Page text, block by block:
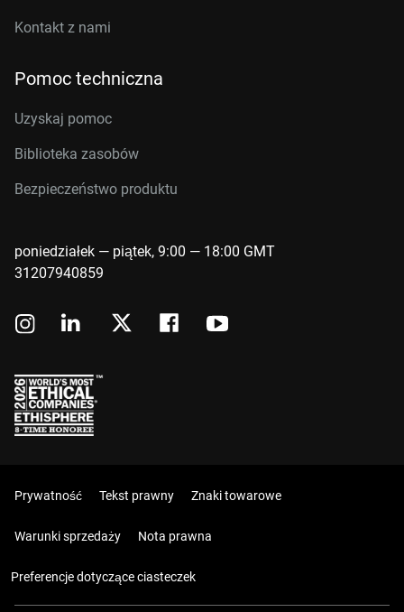
Kontakt z nami
Pomoc techniczna
Uzyskaj pomoc
Biblioteka zasobów
Bezpieczeństwo produktu
poniedziałek — piątek, 9:00 — 18:00 GMT
31207940859
Prywatność Tekst prawny Znaki towarowe
Warunki sprzedaży Nota prawna
Preferencje dotyczące ciasteczek